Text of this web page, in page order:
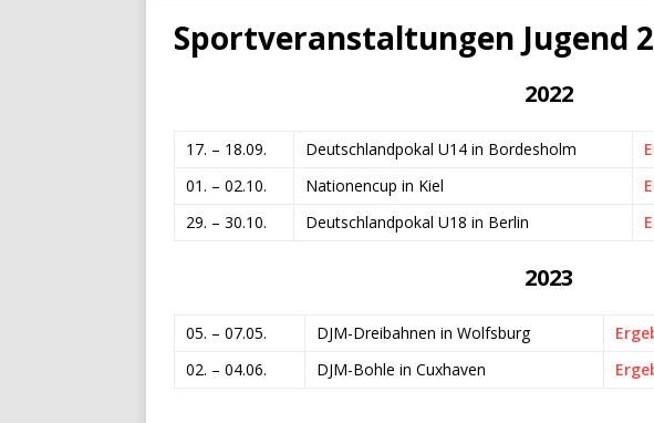
Sportveranstaltungen Jugend
2022
17. – 18.09. Deutschlandpokal U14 in Bordesholm
01. – 02.10.
Nationencup in Kiel
29. – 30.10.
Deutschlandpokal U18 in Berlin
2023
05. – 07.05. DJM-Dreibahnen in Wolfsburg
02. – 04.06.
DJM-Bohle in Cuxhaven